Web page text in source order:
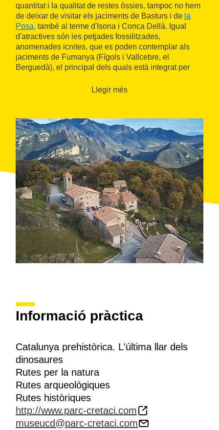
quantitat i la qualitat de restes òssies, tampoc no hem
de deixar de visitar els jaciments de Basturs i de la
Posa, també al terme d'Isona i Conca Dellà. Igual
d'atractives són les petjades fossilitzades,
anomenades icnites, que es poden contemplar als
jaciments de Fumanya (Fígols i Vallcebre, el
Berguedà), el principal dels quals està integrat per
també hi ha el jaciment dels
juntament amb el jaciment d'icnites de la Mata del
Viudà (Àger, la Noguera), les restes fòssils trobades
dels últims dinosaures del continent euroasiàtic,
abans que s'extingissin fa 65 milions d'anys.
Coll de Nargó, un jaciment exclusiu
El jaciment d'ous i nius deColl de Nargó(l'Alt Urgell)
és un dels tres més importants del món. Disposa d'un
museu, Dinosfera, per conèixer les diferents espècies
i les causes de la seva extinció. El Mirador del Cretaci
permet veure petjades i restes fòssils d'ous in situ, des
d'una passarel·la.
Llegir més
Informació pràctica
Catalunya prehistòrica. L'última llar dels
dinosaures
Rutes per la natura
Rutes arqueològiques
Rutes històriques
http://www.parc-cretaci.com
museucd@parc-cretaci.com